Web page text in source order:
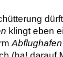
klingt eben